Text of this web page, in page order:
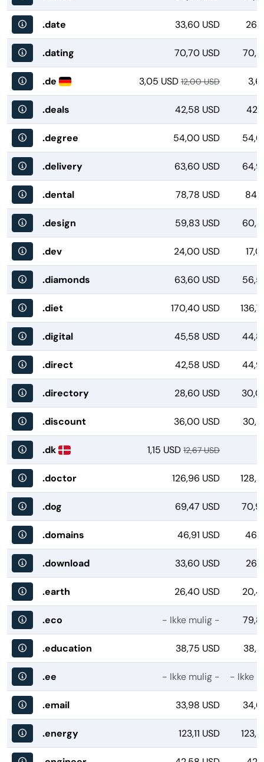
.date 33,60 USD
.dating 70,70 USD
.de 3,05 USD 12,00 USD
.deals 42,58 USD
.degree 54,00 USD
.delivery 63,60 USD
.dental 78,78 USD
.design 59,83 USD
.dev 24,00 USD
.diamonds 63,60 USD
.diet 170,40 USD
.digital 45,58 USD
.direct 42,58 USD
.directory 28,60 USD
.discount 36,00 USD
.dk 1,15 USD 12,67 USD
.doctor 126,96 USD
.dog 69,47 USD
.domains 46,91 USD
.download 33,60 USD
.earth 26,40 USD
.eco - Ikke mulig -
.education 38,75 USD
.ee - Ikke mulig - - Ikke
.email 33,98 USD
.energy 123,11 USD